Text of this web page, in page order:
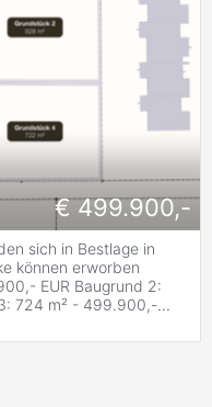
€ 499.900,-
sich in Bestlage in
können erworben
EUR Baugrund 2:
724 m² - 499.900,-...